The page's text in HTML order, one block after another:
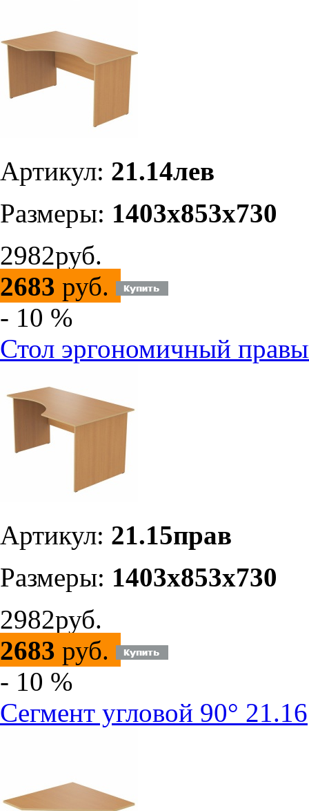
Артикул: 21.14лев
Размеры: 1403х853х730
2982руб.
2683 руб.
- 10 %
Стол эргономичный
Артикул: 21.15прав
Размеры: 1403х853х730
2982руб.
2683 руб.
- 10 %
Сегмент угловой 90° 21.16